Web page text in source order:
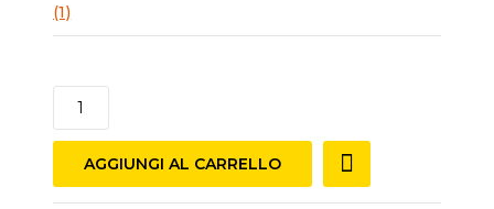
(1)
AGGIUNGI AL CARRELLO